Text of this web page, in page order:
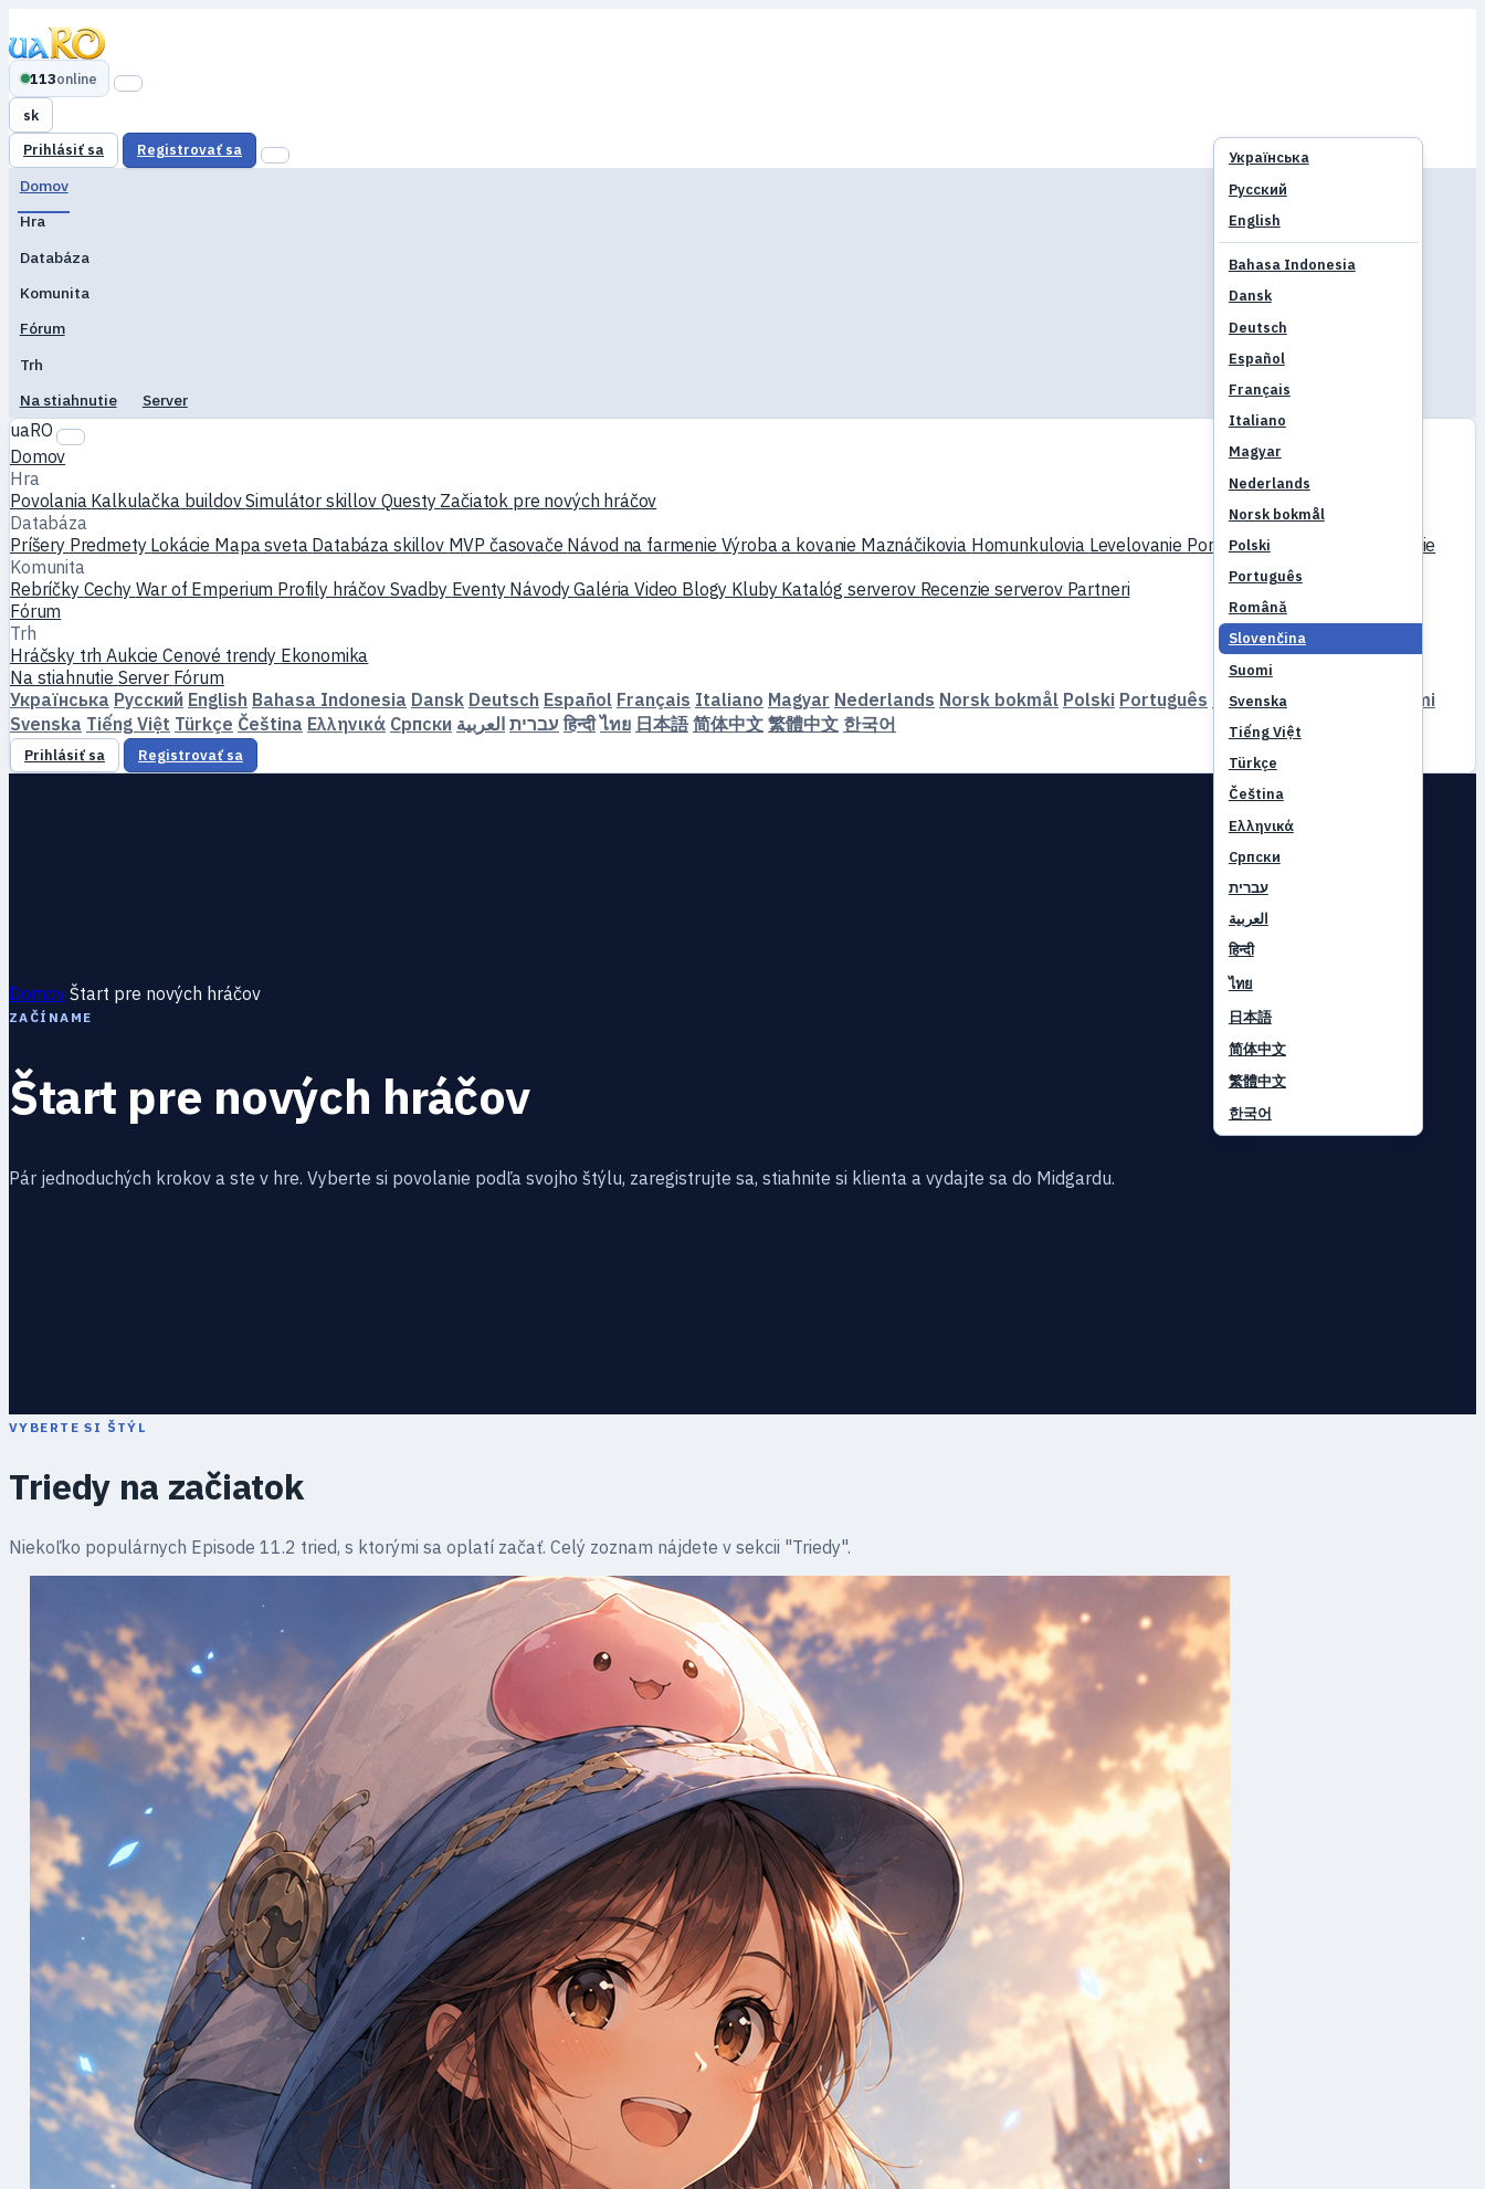
113online
sk
Українська
Русский
English
Bahasa Indonesia
Dansk
Deutsch
Español
Français
Italiano
Magyar
Nederlands
Norsk bokmål
Polski
Português
Română
Slovenčina
Suomi
Svenska
Tiếng Việt
Türkçe
Čeština
Ελληνικά
Српски
עברית
العربية
हिन्दी
ไทย
日本語
简体中文
繁體中文
한국어
Prihlásiť sa Registrovať sa
Domov
Hra
Databáza
Komunita
Fórum
Trh
Na stiahnutie
Server
uaRO
Domov
Hra
Povolania Kalkulačka buildovSimulátor skillov Questy Začiatok pre nových hráčov
Databáza
Príšery Predmety Lokácie Mapa sveta Databáza skillov MVP časovače Návod na farmenie Výroba a kovanie Maznáčikovia Homunkulovia Levelovanie PorovnaťMechaniky
Referencie
Komunita
Rebríčky Cechy War of Emperium Profily hráčov Svadby Eventy NávodyGalériaVideo Blogy Kluby Katalóg serverov Recenzie serverov Partneri
Fórum
Trh
Hráčsky trhAukcie Cenové trendy Ekonomika
Na stiahnutie Server Fórum
Українська Русский English Bahasa Indonesia Dansk Deutsch Español Français Italiano Magyar Nederlands Norsk bokmål Polski Português Română Slovenčina
Suomi
Svenska Tiếng Việt Türkçe Čeština Ελληνικά Српски עברית العربية हिन्दी ไทย 日本語 简体中文 繁體中文 한국어
Prihlásiť sa Registrovať sa
Domov Štart pre nových hráčov
ZAČÍNAME
Štart pre nových hráčov
Pár jednoduchých krokov a ste v hre. Vyberte si povolanie podľa svojho štýlu, zaregistrujte sa, stiahnite si klienta a vydajte sa do Midgardu.
VYBERTE SI ŠTÝL
Triedy na začiatok
Niekoľko populárnych Episode 11.2 tried, s ktorými sa oplatí začať. Celý zoznam nájdete v sekcii "Triedy".